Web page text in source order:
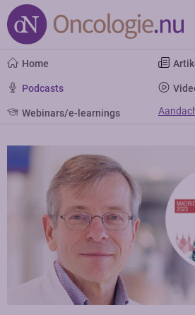
Home
Podcasts
Webinars/e-learnings